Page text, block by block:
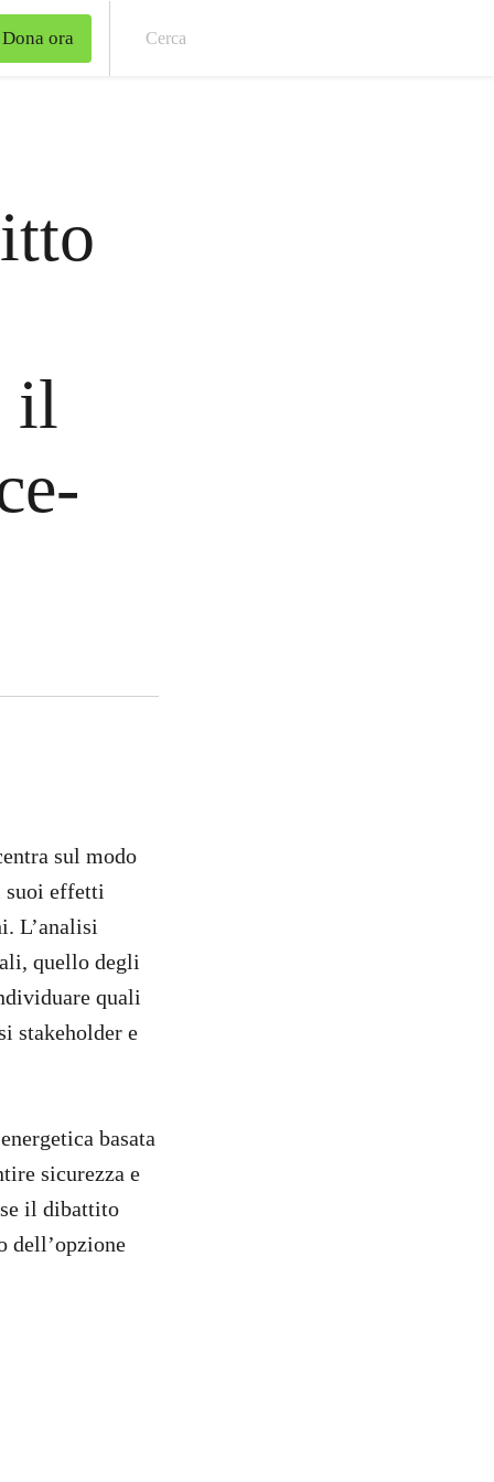
Dona ora
il
sul modo
suoi effetti
L’analisi
quello degli
quali
stakeholder e
basata
sicurezza e
il dibattito
dell’opzione